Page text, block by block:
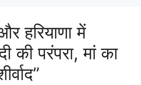
हरियाणा में
की परंपरा, मां का